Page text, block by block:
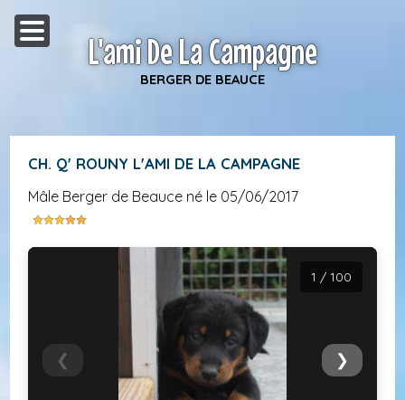
L'ami De La Campagne
BERGER DE BEAUCE
CH. Q' ROUNY L'AMI DE LA CAMPAGNE
mâle Berger de Beauce né le 05/06/2017
❮ ❯
1 / 100